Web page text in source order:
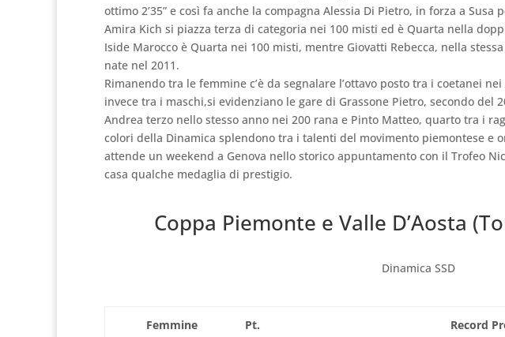
ottimo 2’35” e così fa anche la compagna Alessia Di Pietro, in forza a Susa
Amira Kich si piazza terza di categoria nei 100 misti ed è Quarta nella
Iside Marocco è Quarta nei 100 misti, mentre Giovatti Rebecca, nella
nate nel 2011.
Rimanendo tra le femmine c’è da segnalare l’ottavo posto tra i coetanei
invece tra i maschi,si evidenziano le gare di Grassone Pietro, secondo del
Andrea terzo nello stesso anno nei 200 rana e Pinto Matteo, quarto tra i
colori della Dinamica splendono tra i talenti del movimento piemontese e
attende un weekend a Genova nello storico appuntamento con il Trofeo
casa qualche medaglia di prestigio.
Coppa Piemonte e Valle D’Aosta
Dinamica SSD
Femmine Pt. Record